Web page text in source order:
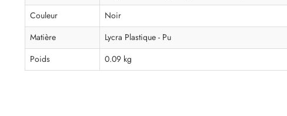
Couleur
Noir
Matière
Lycra Plastique - Pu
Poids
0.09 kg